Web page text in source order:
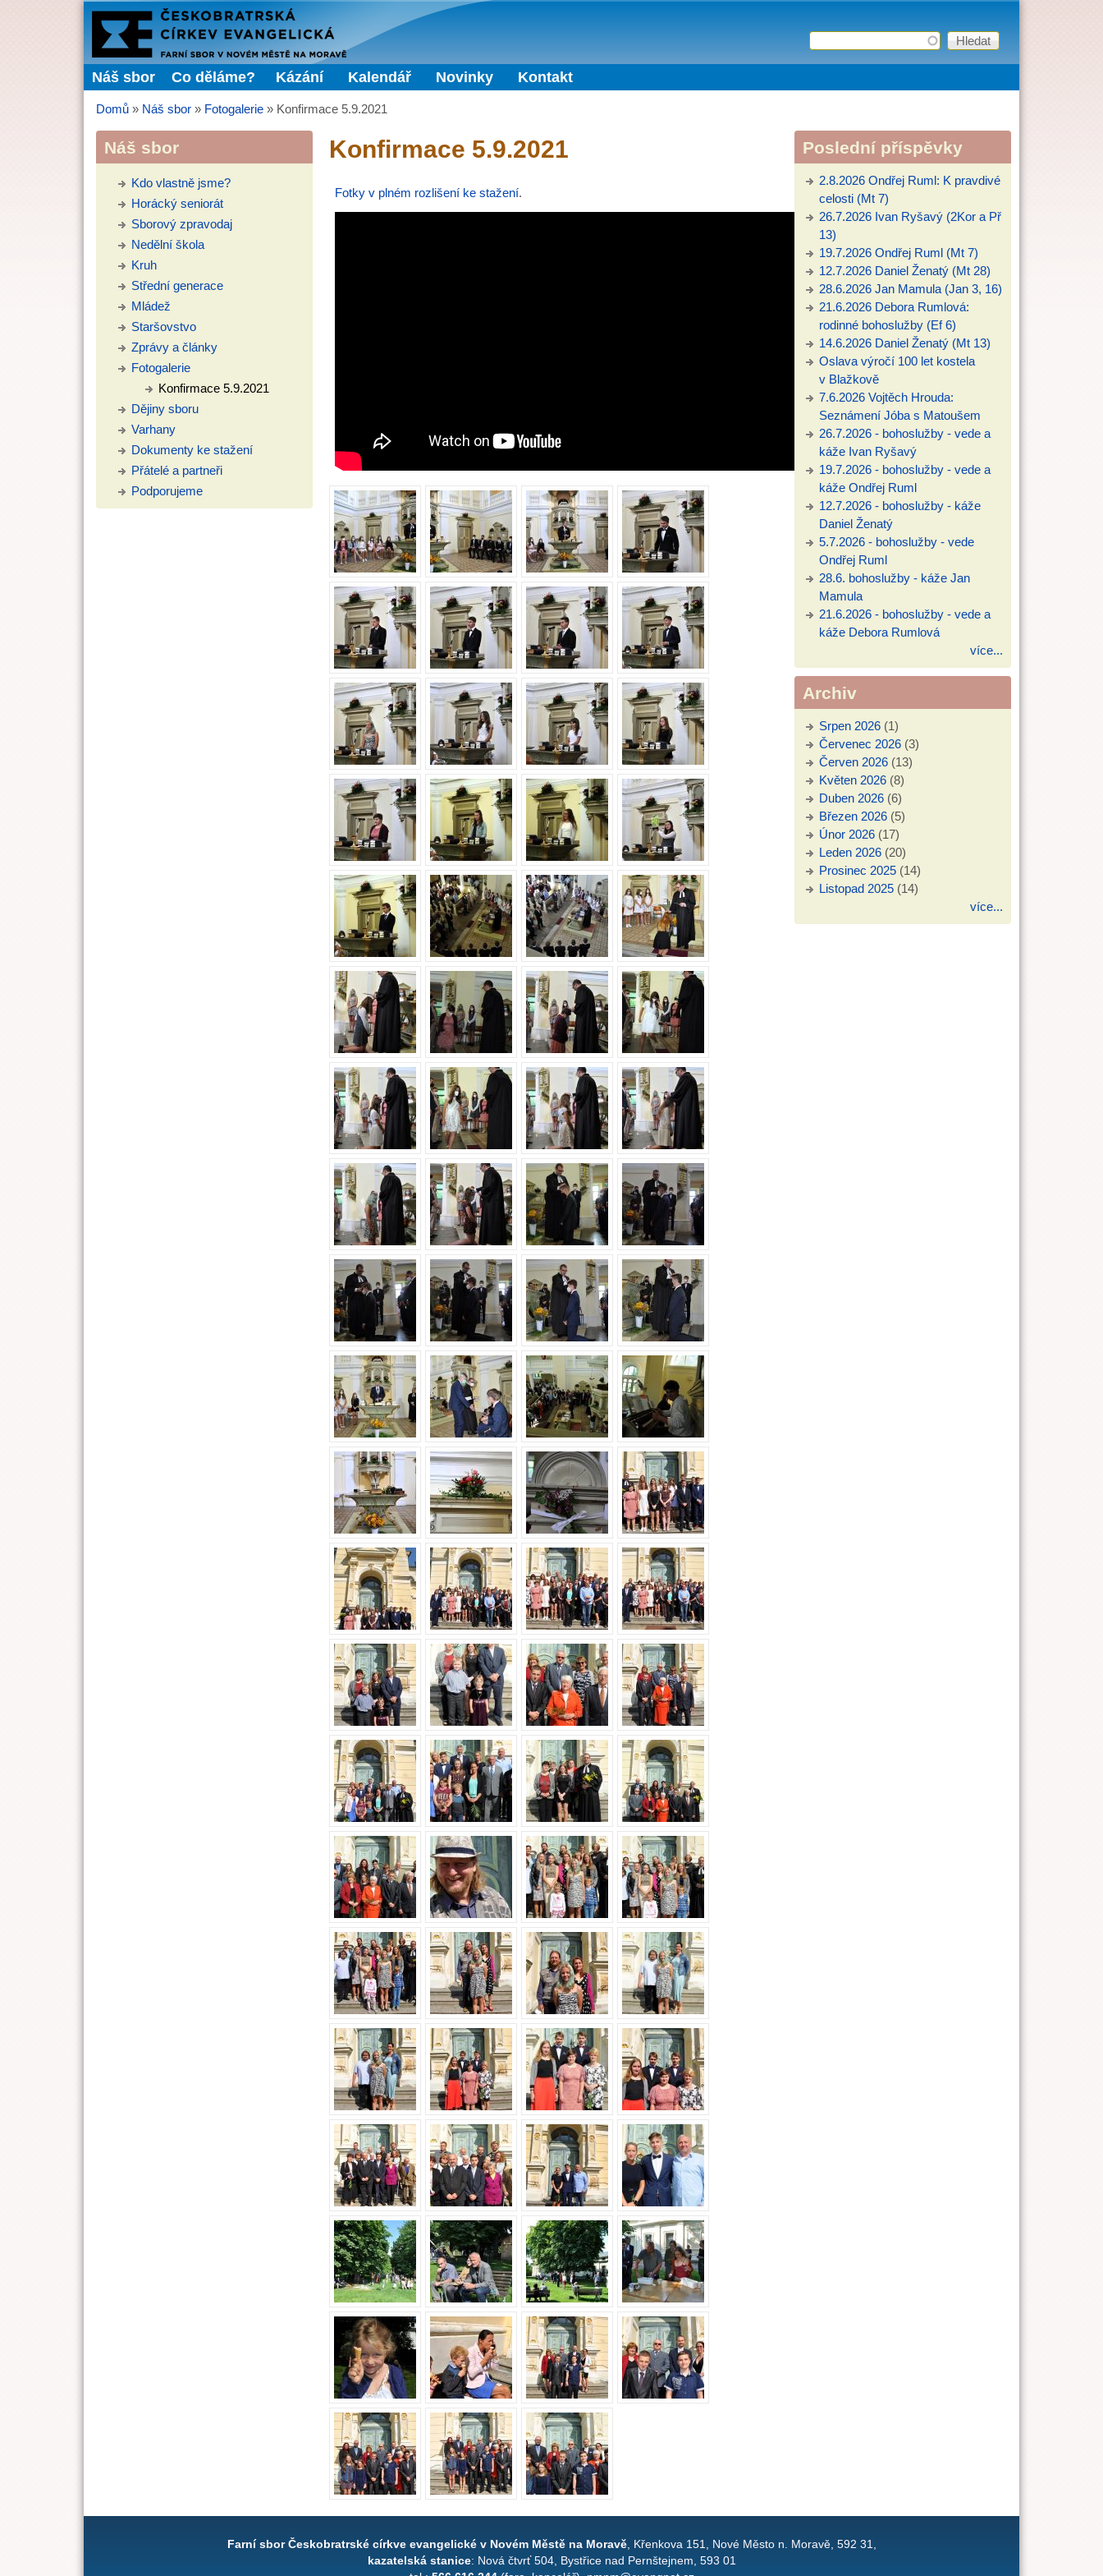
FARNÍ
SBOR
ČCE
Vyhledávání
Hledat
Hlavní menu
Náš sbor Co děláme? Kázání Kalendář Novinky Kontakt
Jste zde
Domů » Náš sbor » Fotogalerie » Konfirmace 5.9.2021
Konfirmace 5.9.2021
Fotky v plném rozlišení ke stažení.
Náš sbor
Kdo vlastně jsme?
Horácký seniorát
Sborový zpravodaj
Nedělní škola
Kruh
Střední generace
Mládež
Staršovstvo
Zprávy a články
Fotogalerie
Konfirmace 5.9.2021
Dějiny sboru
Varhany
Dokumenty ke stažení
Přátelé a partneři
Podporujeme
Poslední příspěvky
2.8.2026 Ondřej Ruml: K pravdivé
celosti (Mt 7)
26.7.2026 Ivan Ryšavý (2Kor a Př
13)
19.7.2026 Ondřej Ruml (Mt 7)
12.7.2026 Daniel Ženatý (Mt 28)
28.6.2026 Jan Mamula (Jan 3, 16)
21.6.2026 Debora Rumlová:
rodinné bohoslužby (Ef 6)
14.6.2026 Daniel Ženatý (Mt 13)
Oslava výročí 100 let kostela
v Blažkově
7.6.2026 Vojtěch Hrouda:
Seznámení Jóba s Matoušem
26.7.2026 - bohoslužby - vede a
káže Ivan Ryšavý
19.7.2026 - bohoslužby - vede a
káže Ondřej Ruml
12.7.2026 - bohoslužby - káže
Daniel Ženatý
5.7.2026 - bohoslužby - vede
Ondřej Ruml
28.6. bohoslužby - káže Jan
Mamula
21.6.2026 - bohoslužby - vede a
káže Debora Rumlová
více...
Archiv
Srpen 2026 (1)
Červenec 2026 (3)
Červen 2026 (13)
Květen 2026 (8)
Duben 2026 (6)
Březen 2026 (5)
Únor 2026 (17)
Leden 2026 (20)
Prosinec 2025 (14)
Listopad 2025 (14)
více...
Farní sbor Českobratrské církve evangelické v Novém Městě na Moravě, Křenkova 151, Nové Město n. Moravě, 592 31,
kazatelská stanice: Nová čtvrť 504, Bystřice nad Pernštejnem, 593 01